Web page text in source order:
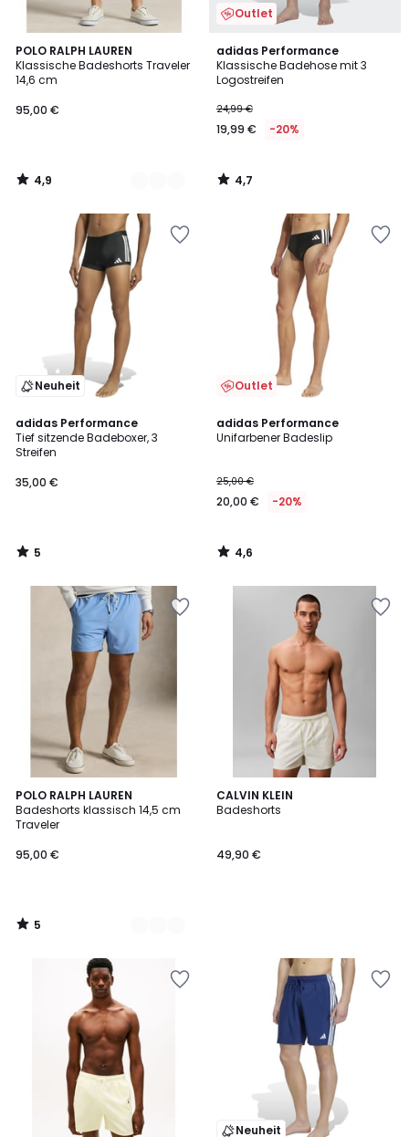
POLO RALPH LAUREN
Klassische Badeshorts Traveler
14,6 cm
95,00 €
4,9
/ 5
5
Farben
4,9
/
Outlet
adidas Performance
Klassische Badehose mit 3
Logostreifen
24,99 €
19,99 € -20%
4,7
/ 5
4,7
/
Neuheit
adidas Performance
Tief sitzende Badeboxer, 3
Streifen
35,00 €
5
/
5
5
/
Outlet
adidas Performance
Unifarbener Badeslip
25,00 €
20,00 € -20%
4,6
/ 5
4,6
/
POLO RALPH LAUREN
Badeshorts klassisch 14,5 cm
Traveler
95,00 €
5
/
5
4
Farben
5
/
CALVIN KLEIN
Badeshorts
49,90 €
Neuheit